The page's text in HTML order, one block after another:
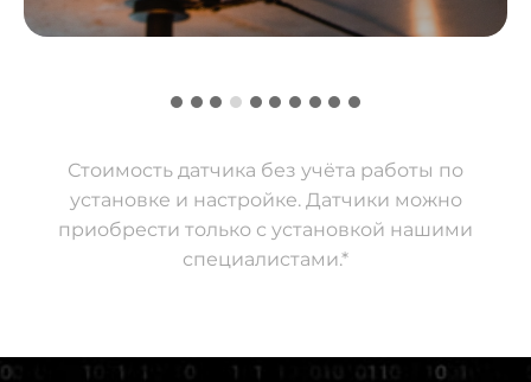
Стоимость датчика без учёта работы по
установке и настройке. Датчики можно
приобрести только с установкой нашими
специалистами.*